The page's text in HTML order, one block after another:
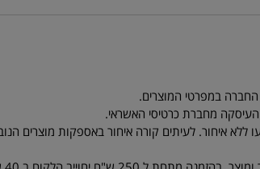
איחור. לעיתים קורה איחור באספקות מוצרים